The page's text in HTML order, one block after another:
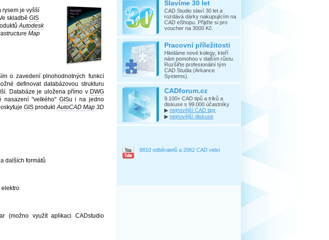
rysem je vyšší
skladbě GIS
Autodesk
Map
o zavedení plnohodnotných funkcí
definovat databázovou strukturu
Databáze je uložena přímo v DWG
nasazení "velkého" GISu i na jedno
GIS produktAutoCAD Map3D
dalších formátů
elektro
(možno využít aplikaci CADstudio
Slavíme 30 let
CAD Studio slaví 30 let a
rozdává dárky nakupujícím na
CAD eShopu. Přijďte si pro
voucher na 3000 Kč.
Pracovní příležitosti
Hledáme nové kolegy, kteří
nám pomohou v dalším růstu.
Rozšiřte profesionální tým
CAD Studia (Arkance
Systems).
CADforum.cz
9.100+ CAD tipů a triků a
diskuse s 99.000 účastníky
▶ nejnovější CAD tipy
▶ nejnovější diskuse
8810 odběratelů a 2062 CAD videí